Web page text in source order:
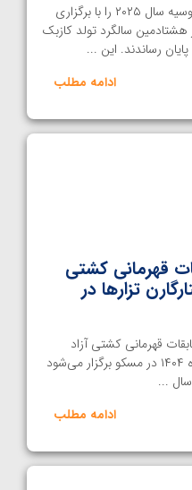
خانه کشتی | برترین کشتی‌گیران روسیه سال ۲۰۲۵ را با برگزاری
هشتادمین سالگرد تولد کازبک
رساندند. این ...
ادامه مطلب
قهرمانی کشتی
تزارها در
قهرمانی کشتی آزاد
روسیه در حالی روز‌های ۶ و ۷ تیرماه ۱۴۰۴ در مسکو برگزار می‌شود
ادامه مطلب